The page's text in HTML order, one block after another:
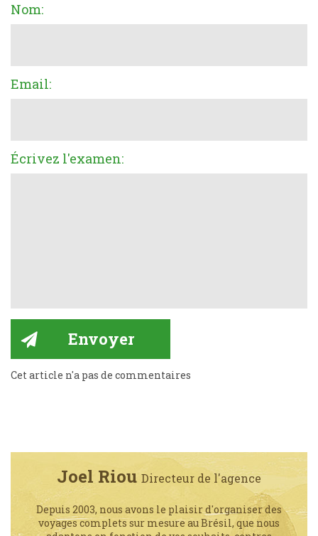
Nom:
Email:
Écrivez l'examen:
Cet article n'a pas de commentaires
Joel Riou Directeur de l'agence
Depuis 2003, nous avons le plaisir d'organiser des
voyages complets sur mesure au Brésil, que nous